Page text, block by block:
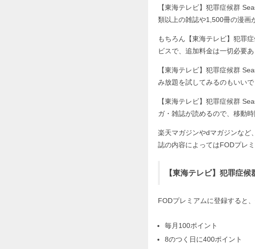
【東海テレビ】犯罪症候群
類以上の雑誌や1,500冊の漫画
もちろん【東海テレビ】犯罪
ビスで、追加料金は一切必要あ
【東海テレビ】犯罪症候群
み放題を試してみるのもいいで
【東海テレビ】犯罪症候群
ガ・雑誌が読めるので、移動
楽天マガジンやdマガジンなど
誌の内容によってはFODプレ
【東海テレビ】犯罪症
FODプレミアムに登録すると
毎月100ポイント
8のつく日に400ポイント